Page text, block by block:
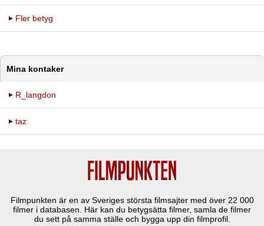
Fler betyg
Mina kontaker
R_langdon
taz
Filmpunkten är en av Sveriges största filmsajter med över 22 000
filmer i databasen. Här kan du betygsätta filmer, samla de filmer
du sett på samma ställe och bygga upp din filmprofil.